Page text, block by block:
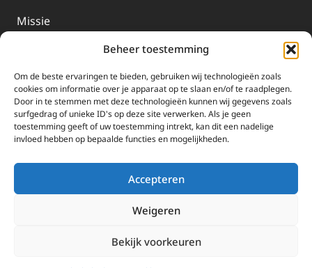
Beheer toestemming
Om de beste ervaringen te bieden, gebruiken wij technologieën zoals
cookies om informatie over je apparaat op te slaan en/of te raadplegen.
Door in te stemmen met deze technologieën kunnen wij gegevens zoals
surfgedrag of unieke ID's op deze site verwerken. Als je geen
toestemming geeft of uw toestemming intrekt, kan dit een nadelige
invloed hebben op bepaalde functies en mogelijkheden.
Accepteren
Weigeren
Bekijk voorkeuren
Missie
EWTN-Team
Organisatiegegevens
Doneren
EWTN wordt uitsluitend gefinancierd door uw donaties.
Wij ontvangen bewust geen advertentie-inkomsten of